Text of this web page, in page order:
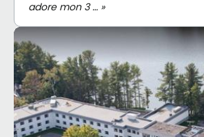
adore mon 3 … »